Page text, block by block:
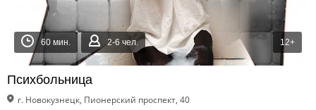
60 мин. 2-6 чел. 12+
Психбольница
г. Новокузнецк, Пионерский проспект, 40